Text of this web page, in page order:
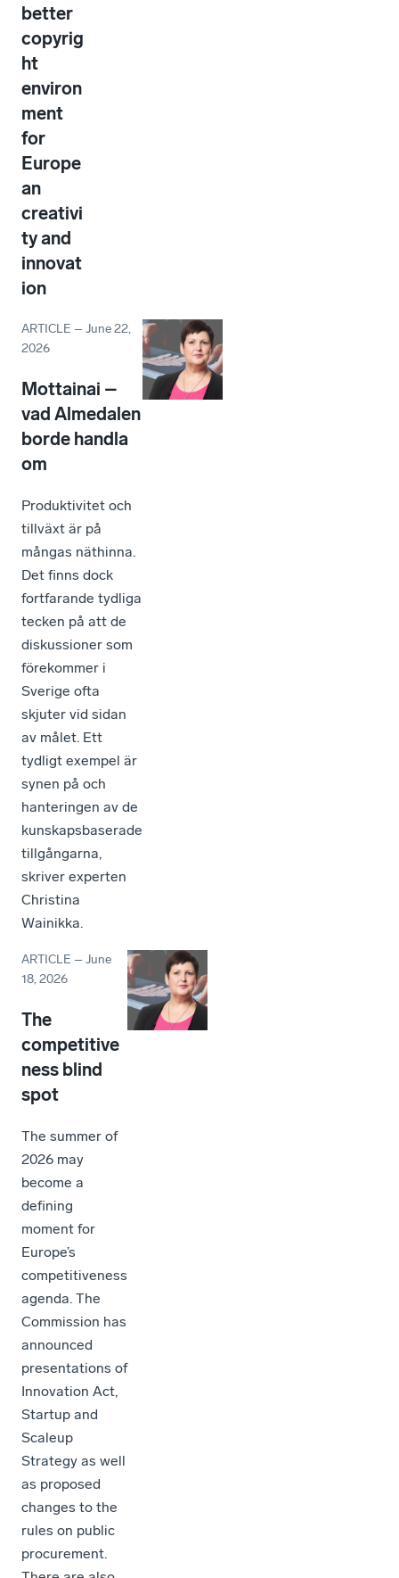
better
copyrig
ht
environ
ment
for
Europe
an
creativi
ty and
innovat
ion
ARTICLE –June 22,
2026
Mottainai –
vad Almedalen
borde handla
om
Produktivitet och
tillväxt är på
mångas näthinna.
Det finns dock
fortfarande tydliga
tecken på att de
diskussioner som
förekommer i
Sverige ofta
skjuter vid sidan
av målet. Ett
tydligt exempel är
synen på och
hanteringen av de
kunskapsbaserade
tillgångarna,
skriver experten
Christina
Wainikka.
ARTICLE –June
18, 2026
The
competitive
ness blind
spot
The summer of
2026 may
become a
defining
moment for
Europe’s
competitiveness
agenda. The
Commission has
announced
presentations of
Innovation Act,
Startup and
Scaleup
Strategy as well
as proposed
changes to the
rules on public
procurement.